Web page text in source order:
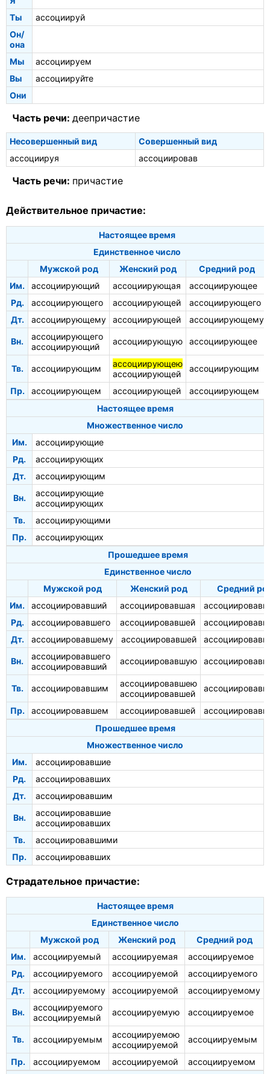
Ты
ассоциируй
Он/
она
Мы
ассоциируем
Вы
ассоциируйте
Они
Часть речи: деепричастие
Несовершенный вид
Совершенный вид
ассоциируя
ассоциировав
Часть речи: причастие
Действительное причастие:
Настоящее время
Единственное число
Мужской род
Женский род
Средний род
Им.
ассоциирующий ассоциирующая
ассоциирующее
Рд.
ассоциирующего ассоциирующей
ассоциирующего
Дт.
ассоциирующему ассоциирующей ассоциирующему
Вн.
ассоциирующего
ассоциирующий
ассоциирующую ассоциирующее
Тв. ассоциирующим
ассоциирующею
ассоциирующей
ассоциирующим
Пр. ассоциирующем ассоциирующей
ассоциирующем
Настоящее время
Множественное число
Им.
ассоциирующие
Рд.
ассоциирующих
Дт.
ассоциирующим
Вн.
ассоциирующие
ассоциирующих
Тв.
ассоциирующими
Пр.
ассоциирующих
Прошедшее время
Единственное число
Мужской род
Женский род
Средний
Им.
ассоциировавший ассоциировавшая
Рд.
ассоциировавшего ассоциировавшей
Дт.
ассоциировавшему ассоциировавшей
Вн.
ассоциировавшего
ассоциировавший
ассоциировавшую
Тв. ассоциировавшим
ассоциировавшею
ассоциировавшей
Пр. ассоциировавшем ассоциировавшей
Прошедшее время
Множественное число
Им.
ассоциировавшие
Рд.
ассоциировавших
Дт.
ассоциировавшим
Вн.
ассоциировавшие
ассоциировавших
Тв.
ассоциировавшими
Пр.
ассоциировавших
Страдательное причастие:
Настоящее время
Единственное число
Мужской род
Женский род
Средний род
Им.
ассоциируемый ассоциируемая
ассоциируемое
Рд.
ассоциируемого ассоциируемой
ассоциируемого
Дт.
ассоциируемому ассоциируемой ассоциируемому
Вн.
ассоциируемого
ассоциируемый
ассоциируемую ассоциируемое
Тв. ассоциируемым
ассоциируемою
ассоциируемой
ассоциируемым
Пр. ассоциируемом ассоциируемой ассоциируемом